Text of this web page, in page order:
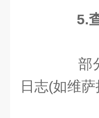
5.
部分
日志(如维萨